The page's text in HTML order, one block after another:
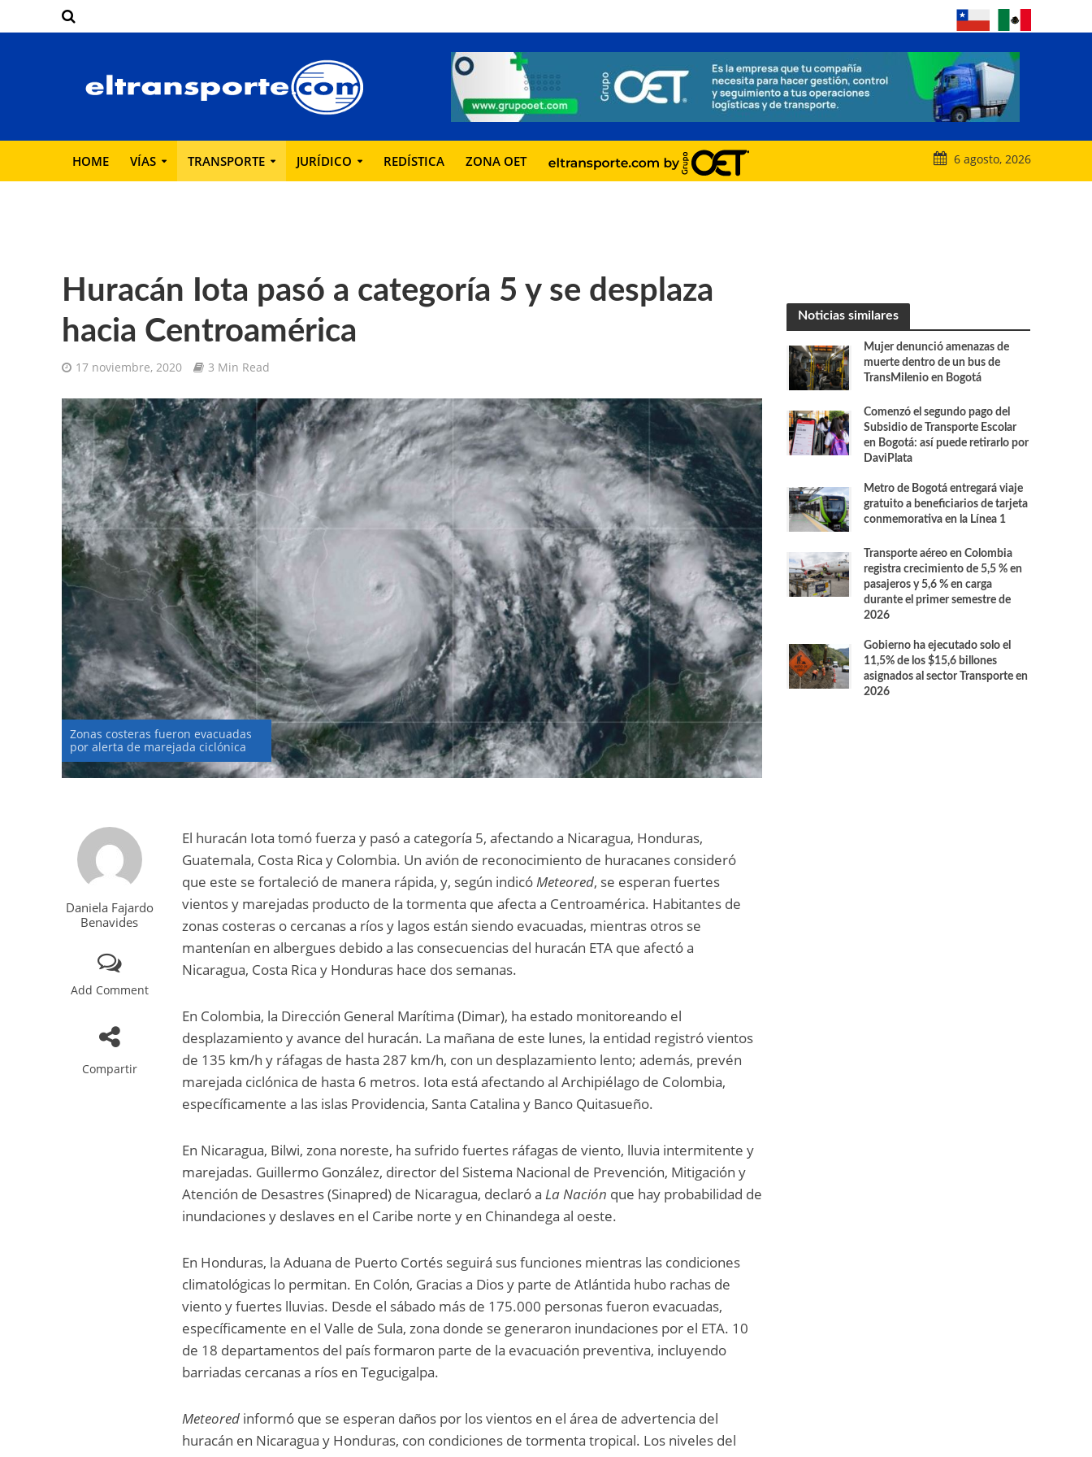
HOME VÍAS TRANSPORTE JURÍDICO REDÍSTICA ZONA OET 6 agosto, 2026
Huracán Iota pasó a categoría 5 y se desplaza
hacia Centroamérica
17 noviembre, 2020 3 Min Read
Zonas costeras fueron evacuadas
por alerta de marejada ciclónica
Daniela Fajardo
Benavides
Add Comment
Compartir
El huracán Iota tomó fuerza y pasó a categoría 5, afectando a Nicaragua, Honduras,
Guatemala, Costa Rica y Colombia. Un avión de reconocimiento de huracanes consideró
que este se fortaleció de manera rápida, y, según indicóMeteored, se esperan fuertes
vientos y marejadas producto de la tormenta que afecta a Centroamérica. Habitantes de
zonas costeras o cercanas a ríos y lagos están siendo evacuadas, mientras otros se
mantenían en albergues debido a las consecuencias del huracán ETA que afectó a
Nicaragua, Costa Rica y Honduras hace dos semanas.
En Colombia, la Dirección General Marítima (Dimar), ha estado monitoreando el
desplazamiento y avance del huracán. La mañana de este lunes, la entidad registró vientos
de 135 km/h y ráfagas de hasta 287 km/h, con un desplazamiento lento; además, prevén
marejada ciclónica de hasta 6 metros. Iota está afectando al Archipiélago de Colombia,
específicamente a las islas Providencia, Santa Catalina y Banco Quitasueño.
En Nicaragua, Bilwi, zona noreste, ha sufrido fuertes ráfagas de viento, lluvia intermitente y
marejadas. Guillermo González, director del Sistema Nacional de Prevención, Mitigación y
Atención de Desastres (Sinapred) de Nicaragua, declaró a La Nación que hay probabilidad de
inundaciones y deslaves en el Caribe norte y en Chinandega al oeste.
En Honduras, la Aduana de Puerto Cortés seguirá sus funciones mientras las condiciones
climatológicas lo permitan. En Colón, Gracias a Dios y parte de Atlántida hubo rachas de
viento y fuertes lluvias. Desde el sábado más de 175.000 personas fueron evacuadas,
específicamente en el Valle de Sula, zona donde se generaron inundaciones por el ETA. 10
de 18 departamentos del país formaron parte de la evacuación preventiva, incluyendo
barriadas cercanas a ríos en Tegucigalpa.
Meteored informó que se esperan daños por los vientos en el área de advertencia del
huracán en Nicaragua y Honduras, con condiciones de tormenta tropical. Los niveles del
Noticias similares
Mujer denunció amenazas de
muerte dentro de un bus de
TransMilenio en Bogotá
Comenzó el segundo pago del
Subsidio de Transporte Escolar
en Bogotá: así puede retirarlo por
DaviPlata
Metro de Bogotá entregará viaje
gratuito a beneficiarios de tarjeta
conmemorativa en la Línea 1
Transporte aéreo en Colombia
registra crecimiento de 5,5 % en
pasajeros y 5,6 % en carga
durante el primer semestre de
2026
Gobierno ha ejecutado solo el
11,5% de los $15,6 billones
asignados al sector Transporte en
2026